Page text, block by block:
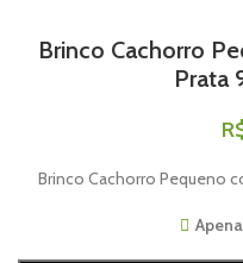
Brinco Cachorro
Prata
Brinco Cachorro Pequeno